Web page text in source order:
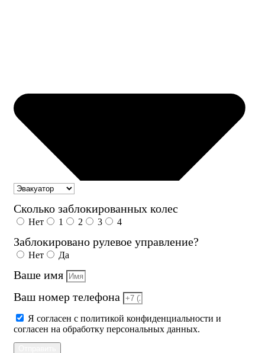
Сколько заблокированных колес
Нет 1 2 3 4
Заблокировано рулевое управление?
Нет Да
Ваше имя
Ваш номер телефона
Я согласен с политикой конфиденциальности и
согласен на обработку персональных данных.